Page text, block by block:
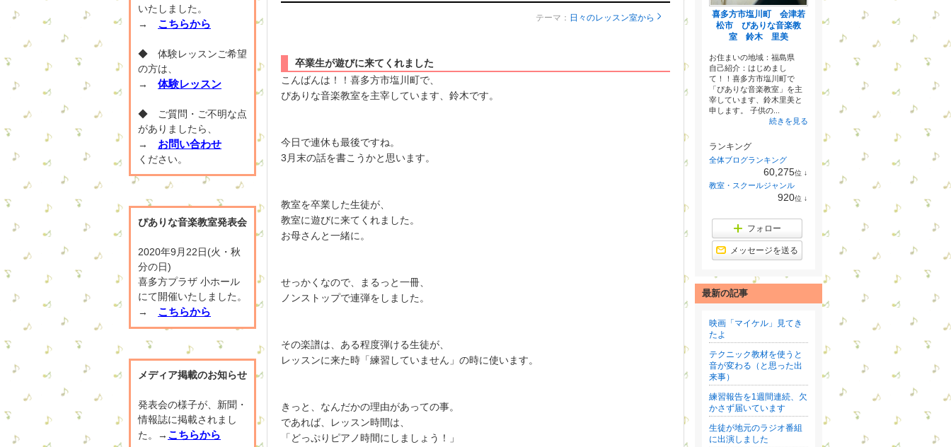
テーマ： 日々のレッスン室から
卒業生が遊びに来てくれました
こんばんは！！喜多方市塩川町で、
ぴありな音楽教室を主宰しています、鈴木です。
今日で連休も最後ですね。
3月末の話を書こうかと思います。
教室を卒業した生徒が、
教室に遊びに来てくれました。
お母さんと一緒に。
せっかくなので、まるっと一冊、
ノンストップで連弾をしました。
その楽譜は、ある程度弾ける生徒が、
レッスンに来た時「練習していません」の時に使います。
きっと、なんだかの理由があっての事。
であれば、レッスン時間は、
「どっぷりピアノ時間にしましょう！」
いたしました。
→ こちらから
◆ 体験レッスンご希望
の方は、
→ 体験レッスン
◆ ご質問・ご不明な点
がありましたら、
→ お問い合わせ
ください。
ぴありな音楽教室発表会
2020年9月22日(火・秋
分の日)
喜多方プラザ 小ホール
にて開催いたしました。
→ こちらから
メディア掲載のお知らせ
発表会の様子が、新聞・
情報誌に掲載されまし
た。→ こちらから
喜多方市塩川町 会津若
松市 ぴありな音楽教
室 鈴木 里美
お住まいの地域： 福島県
自己紹介：はじめまし
て！！喜多方市塩川町で
「ぴありな音楽教室」を主
宰しています、鈴木里美と
申します。 子供の...
続きを見る
ランキング
全体ブログランキング
60,275位 ↓
教室・スクールジャンル
920位 ↓
フォロー
メッセージを送る
最新の記事
映画「マイケル」見てき
たよ
テクニック教材を使うと
音が変わる（と思った出
来事）
練習報告を1週間連続、欠
かさず届いています
生徒が地元のラジオ番組
に出演しました